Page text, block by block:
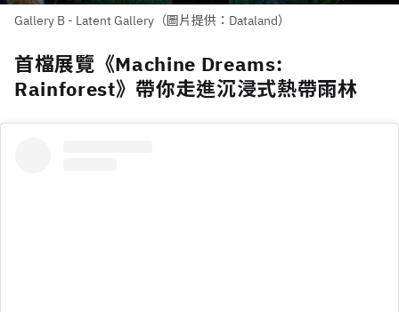
Gallery B - Latent Gallery（圖片提供：Dataland）
首檔展覽《Machine Dreams:
Rainforest》帶你走進沉浸式熱帶雨林